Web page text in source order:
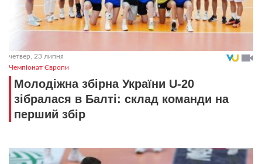
четвер, 23 липня
Чемпіонат Європи
Молодіжна збірна України U-20
зібралася в Балті: склад команди на
перший збір